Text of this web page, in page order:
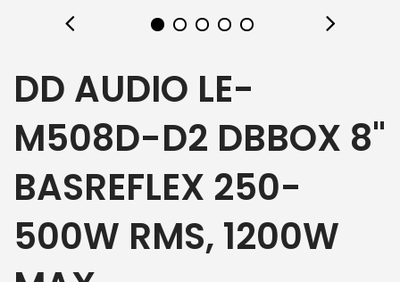
DD AUDIO LE-
M508D-D2 DBBOX 8"
BASREFLEX 250-
500W RMS, 1200W